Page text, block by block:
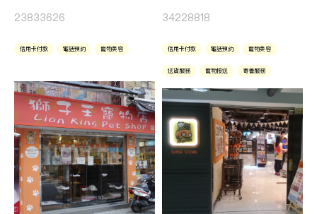
23833626
信用卡付款 電話預約 寵物美容
34228818
信用卡付款 電話預約 寵物美容
送貨服務 寵物接送 寄養服務